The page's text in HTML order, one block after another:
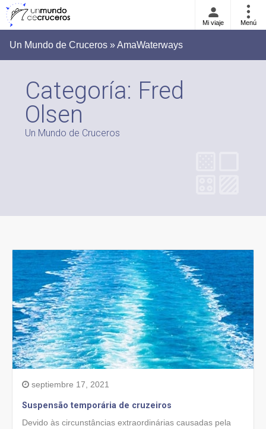
Mi viaje Menú
Un Mundo de Cruceros » AmaWaterways
Categoría: Fred
Olsen
Un Mundo de Cruceros
septiembre 17, 2021
Suspensão temporária de cruzeiros
Devido às circunstâncias extraordinárias causadas pela